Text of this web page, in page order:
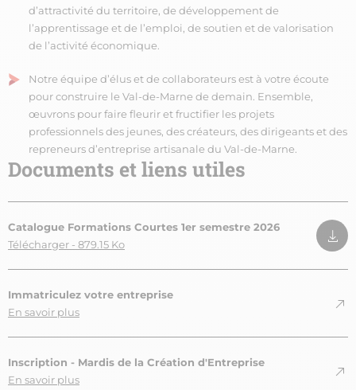
d’attractivité du territoire, de développement de
l’apprentissage et de l’emploi, de soutien et de valorisation
de l’activité économique.
Notre équipe d’élus et de collaborateurs est à votre écoute
pour construire le Val-de-Marne de demain. Ensemble,
œuvrons pour faire fleurir et fructifier les projets
professionnels des jeunes, des créateurs, des dirigeants et des
repreneurs d’entreprise artisanale du Val-de-Marne.
Documents et liens utiles
Catalogue Formations Courtes 1er semestre 2026
Télécharger - 879.15 Ko
Immatriculez votre entreprise
En savoir plus
Inscription - Mardis de la Création d'Entreprise
En savoir plus